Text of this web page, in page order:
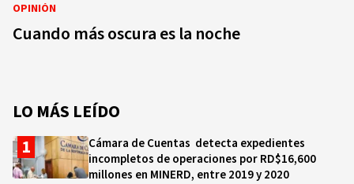
OPINIÓN
Cuando más oscura es la noche
LO MÁS LEÍDO
Cámara de Cuentas detecta expedientes
incompletos de operaciones por RD$16,600
millones en MINERD, entre 2019 y 2020